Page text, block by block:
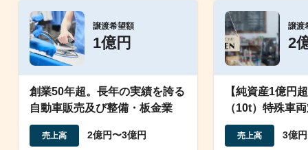
譲渡希望額
1億円
創業50年超。長年の実績を誇る
自動車販売及び整備・板金業
売上高 2億円〜3億円
譲渡
2
【純資産1億円
（10t）特殊車
場有する自動車
売上高 3億